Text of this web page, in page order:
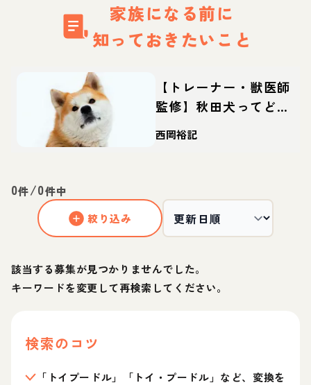
家族になる前に
知っておきたいこと
【トレーナー・獣医師
監修】秋田犬ってどん
な犬？性格・特徴・育
て方・迎え方
西岡裕記
0件/0件中
絞り込み
該当する募集が見つかりませんでした。
キーワードを変更して再検索してください。
検索のコツ
「トイプードル」「トイ・プードル」など、変換を